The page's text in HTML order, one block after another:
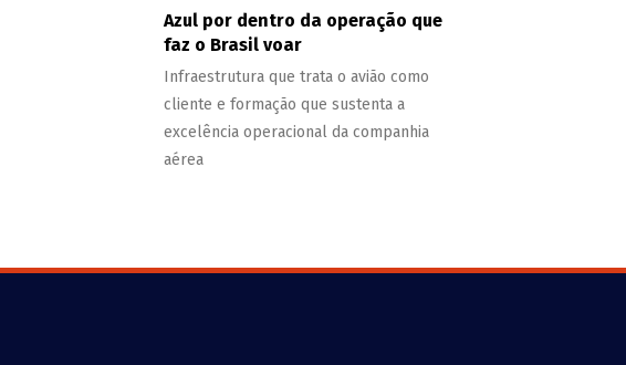
Azul por dentro da operação que
faz o Brasil voar
Infraestrutura que trata o avião como
cliente e formação que sustenta a
excelência operacional da companhia
aérea